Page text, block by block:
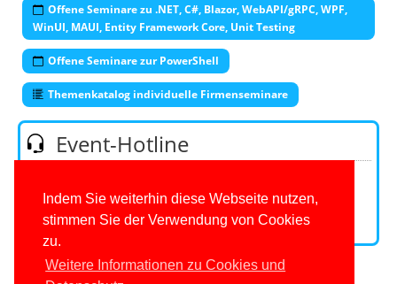
Indem Sie weiterhin diese Webseite nutzen,
stimmen Sie der Verwendung von Cookies
zu.
Weitere Informationen zu Cookies und
Offene Seminare zu .NET, C#, Blazor, WebAPI/gRPC, WPF,
WinUI, MAUI, Entity Framework Core, Unit Testing
Offene Seminare zur PowerShell
Themenkatalog individuelle Firmenseminare
Event-Hotline
E-Mail:
Kontaktformular